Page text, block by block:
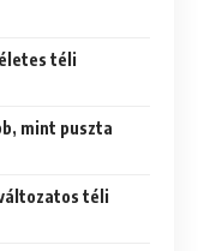
téli
mint puszta
téli